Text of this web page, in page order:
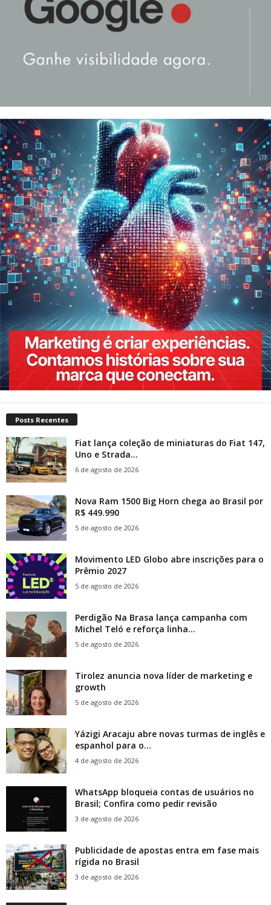
Posts Recentes
Fiat lança coleção de miniaturas do Fiat 147,
Uno e Strada...
6 de agosto de 2026
Nova Ram 1500 Big Horn chega ao Brasil por
R$ 449.990
5 de agosto de 2026
Movimento LED Globo abre inscrições para o
Prêmio 2027
5 de agosto de 2026
Perdigão Na Brasa lança campanha com
Michel Teló e reforça linha...
5 de agosto de 2026
Tirolez anuncia nova líder de marketing e
growth
5 de agosto de 2026
Yázigi Aracaju abre novas turmas de inglês e
espanhol para o...
4 de agosto de 2026
WhatsApp bloqueia contas de usuários no
Brasil; Confira como pedir revisão
3 de agosto de 2026
Publicidade de apostas entra em fase mais
rígida no Brasil
3 de agosto de 2026